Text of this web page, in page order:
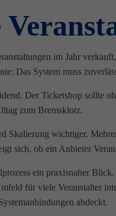
im Jahr
Das System muss
Der Ticketshop sollte
zum Bremsklotz.
Skalierung wichtiger.
sich, ob ein Anbieter
ein praxisnaher
für viele Veranstalter
abdeckt.